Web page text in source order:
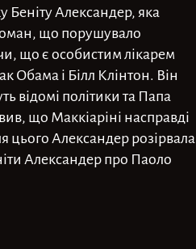
Беніту Александер, яка
що порушувало
що є особистим лікарем
Обама і Білл Клінтон. Він
відомі політики та Папа
що Маккіаріні насправді
цього Александер розірвала
Александер про Паоло